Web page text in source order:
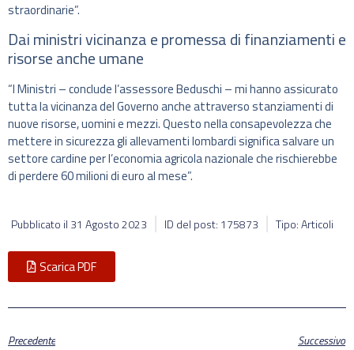
straordinarie”.
Dai ministri vicinanza e promessa di finanziamenti e
risorse anche umane
“I Ministri – conclude l’assessore Beduschi – mi hanno assicurato
tutta la vicinanza del Governo anche attraverso stanziamenti di
nuove risorse, uomini e mezzi. Questo nella consapevolezza che
mettere in sicurezza gli allevamenti lombardi significa salvare un
settore cardine per l’economia agricola nazionale che rischierebbe
di perdere 60 milioni di euro al mese”.
Pubblicato il 31 Agosto 2023 ID del post: 175873 Tipo: Articoli
Scarica PDF
Precedente Successivo